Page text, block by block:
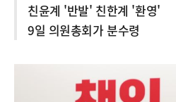
친윤계 '반발' 친한계 '환영'
9일 의원총회가 분수령